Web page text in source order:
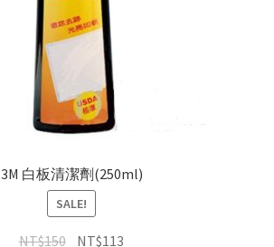
3M 白板清潔劑(250ml)
SALE!
NT$150 NT$113